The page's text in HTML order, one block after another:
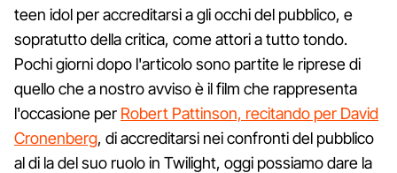
teen idol per accreditarsi a gli occhi del pubblico, e
sopratutto della critica, come attori a tutto tondo.
Pochi giorni dopo l'articolo sono partite le riprese di
quello che a nostro avviso è il film che rappresenta
l'occasione per Robert Pattinson, recitando per David
Cronenberg, di accreditarsi nei confronti del pubblico
al di la del suo ruolo in Twilight, oggi possiamo dare la